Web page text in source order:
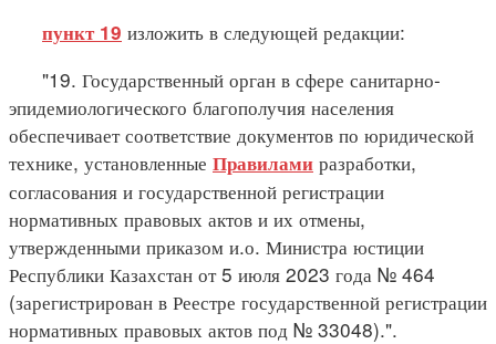
пункт 19 изложить в следующей редакции:
"19. Государственный орган в сфере санитарно-
эпидемиологического благополучия населения
обеспечивает соответствие документов по юридической
технике, установленные Правилами разработки,
согласования и государственной регистрации
нормативных правовых актов и их отмены,
утвержденными приказом и.о. Министра юстиции
Республики Казахстан от 5 июля 2023 года № 464
(зарегистрирован в Реестре государственной регистрации
нормативных правовых актов под № 33048).".